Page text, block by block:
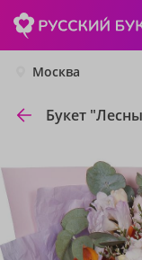
Москва
Букет